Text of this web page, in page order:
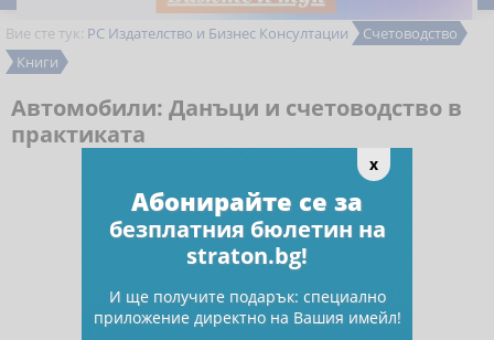
Вие сте тук: РС Издателство и Бизнес Консултации
Счетоводство
Книги
Автомобили: Данъци и счетоводство в
практиката
x
Абонирайте се за
безплатния бюлетин на
straton.bg!
И ще получите подарък: специално
приложение директно на Вашия имейл!